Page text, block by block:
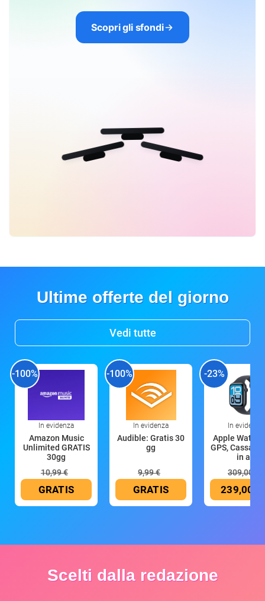
Scopri gli sfondi
Ultime offerte del giorno
Vedi tutte
-100%
In evidenza
Amazon Music
Unlimited GRATIS
30gg
10,99 €
GRATIS
-100%
In evidenza
Audible: Gratis 30
gg
9,99 €
GRATIS
-23%
In evidenza
Apple Watch
GPS, Cassa
in all
309,00 €
239,00 €
Scelti dalla redazione